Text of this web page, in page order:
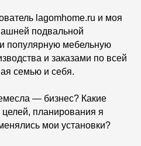
lagomhome.ru и моя
подвальной
популярную мебельную
и заказами по всей
семью и себя.
— бизнес? Какие
планирования я
мои установки?